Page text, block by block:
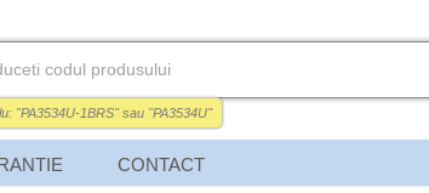
CONTACT
"PA3534U-1BRS" sau "PA3534U"